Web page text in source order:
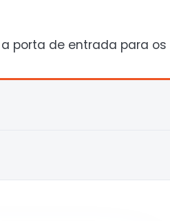
porta de entrada para os